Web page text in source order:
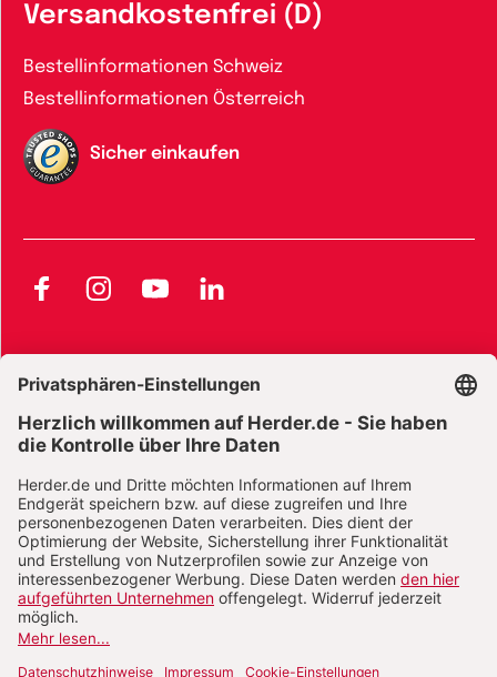
Versandkostenfrei (D)
Bestellinformationen Schweiz
Bestellinformationen Österreich
Sicher einkaufen
FacebookInstagramYouTubeLinkedIn
Widerrufsbelehrung E-Books
Widerrufsbelehrung Zeitschriften Datenschutz
Datenschutz Social Media Barrierefreiheit
Vertrag widerrufen